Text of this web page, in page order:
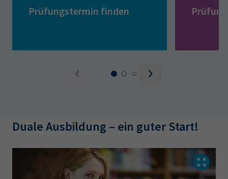
Prüfungstermin finden
Duale Ausbildung – ein guter Start!